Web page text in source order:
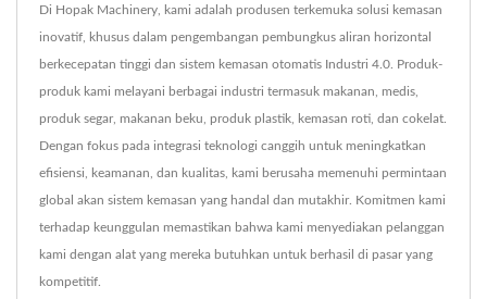
Di Hopak Machinery, kami adalah produsen terkemuka solusi kemasan
inovatif, khusus dalam pengembangan pembungkus aliran horizontal
berkecepatan tinggi dan sistem kemasan otomatis Industri 4.0. Produk-
produk kami melayani berbagai industri termasuk makanan, medis,
produk segar, makanan beku, produk plastik, kemasan roti, dan cokelat.
Dengan fokus pada integrasi teknologi canggih untuk meningkatkan
efisiensi, keamanan, dan kualitas, kami berusaha memenuhi permintaan
global akan sistem kemasan yang handal dan mutakhir. Komitmen kami
terhadap keunggulan memastikan bahwa kami menyediakan pelanggan
kami dengan alat yang mereka butuhkan untuk berhasil di pasar yang
kompetitif.